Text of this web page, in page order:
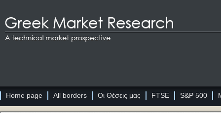
Home page All borders Οι Θέσεις μας FTSE S&P 500